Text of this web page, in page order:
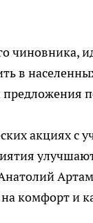
чиновника,
в
акциях с
комфорт и